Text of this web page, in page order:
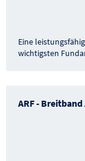
Eine
wichtigsten
ARF -